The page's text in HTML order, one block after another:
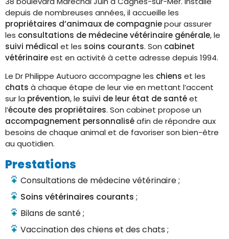
depuis de nombreuses années, il accueille les
propriétaires d’animaux de compagniepour assurer
les consultations de médecine vétérinaire générale, le
suivi médical et les soins courants. Son cabinet
vétérinaireest en activité à cette adresse depuis 1994.
Le Dr Philippe Autuoro accompagne les chiens et les
chats à chaque étape de leur vie en mettant l’accent
sur la prévention, le suivi de leur état de santéet
l’écoute des propriétaires. Son cabinet propose un
accompagnement personnaliséafin de répondre aux
besoins de chaque animal et de favoriser son bien-être
au quotidien.
Prestations
Consultations de médecine vétérinaire ;
Soins vétérinaires courants ;
Bilans de santé ;
Vaccination des chiens et des chats ;